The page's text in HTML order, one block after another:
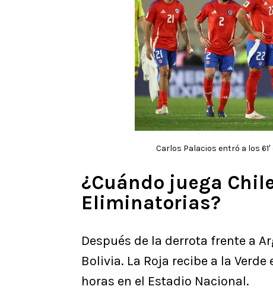
Carlos Palacios entró a los
¿Cuándo juega
Eliminatorias?
Después de la derrota frente a
Bolivia. La Roja recibe a la
horas en el Estadio Nacional.